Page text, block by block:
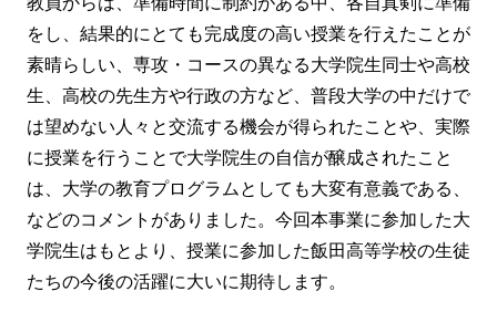
をし、結果的にとても完成度の高い授業を行えたことが
素晴らしい、専攻・コースの異なる大学院生同士や高校
生、高校の先生方や行政の方など、普段大学の中だけで
は望めない人々と交流する機会が得られたことや、実際
に授業を行うことで大学院生の自信が醸成されたこと
は、大学の教育プログラムとしても大変有意義である、
などのコメントがありました。今回本事業に参加した大
学院生はもとより、授業に参加した飯田高等学校の生徒
たちの今後の活躍に大いに期待します。